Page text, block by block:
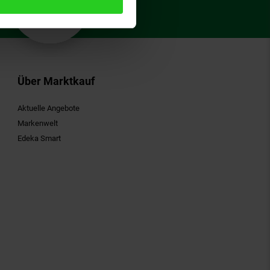
Gutschein
Über Marktkauf
Aktuelle Angebote
Markenwelt
Edeka Smart